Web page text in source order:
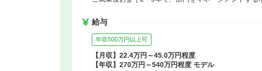
給与
年収500万円以上可
【月収】22.4万円～45.0万円程度
【年収】270万円～540万円程度 モデル